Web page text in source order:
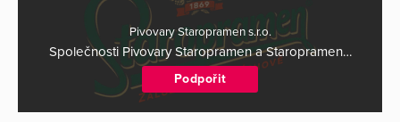
Pivovary Staropramen s.r.o.
Společnosti Pivovary Staropramen a Staropramen…
Podpořit